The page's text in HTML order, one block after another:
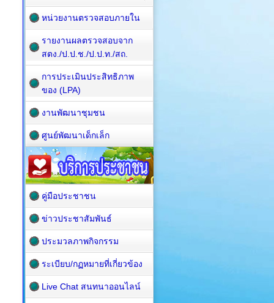
หน่วยงานตรวจสอบภายใน
รายงานผลตรวจสอบจาก
สตง./ป.ป.ช./ป.ป.ท./สถ.
การประเมินประสิทธิภาพ
ของ (LPA)
งานพัฒนาชุมชน
ศูนย์พัฒนาเด็กเล็ก
คู่มือประชาชน
ข่าวประชาสัมพันธ์
ประมวลภาพกิจกรรม
ระเบียบ/กฏหมายที่เกี่ยวข้อง
Live Chat สนทนาออนไลน์